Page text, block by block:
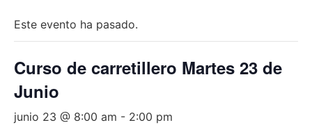
Este evento ha pasado.
Curso de carretillero Martes 23 de
Junio
junio 23 @ 8:00 am - 2:00 pm